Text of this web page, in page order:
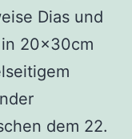
Dias und
20x30cm
dem 22.